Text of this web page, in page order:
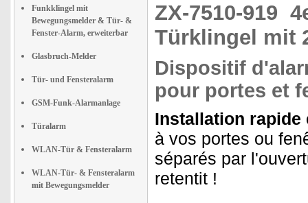
Funkklingel mit
Bewegungsmelder & Tür- &
Fenster-Alarm, erweiterbar
Glasbruch-Melder
Tür- und Fensteralarm
GSM-Funk-Alarmanlage
Türalarm
WLAN-Tür & Fensteralarm
WLAN-Tür- & Fensteralarm
mit Bewegungsmelder
ZX-7510-919
Türklingel mit
Dispositif
pour portes et
Installation
à vos portes ou
séparés par
retentit !